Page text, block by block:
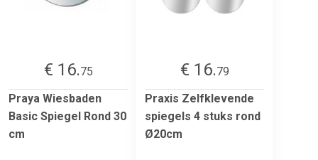
€ 16.75
Praya Wiesbaden
Basic Spiegel Rond 30
cm
€ 16.79
Praxis Zelfklevende
spiegels 4 stuks rond
Ø20cm